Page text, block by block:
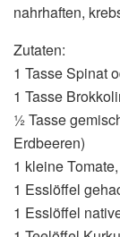
nahrhaften,
Zutaten:
1 Tasse Spinat
1 Tasse
½ Tasse
Erdbeeren)
1 kleine
1 Esslöffel
1 Esslöffel